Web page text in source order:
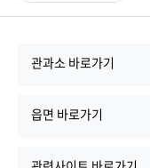
관과소 바로가기
읍면 바로가기